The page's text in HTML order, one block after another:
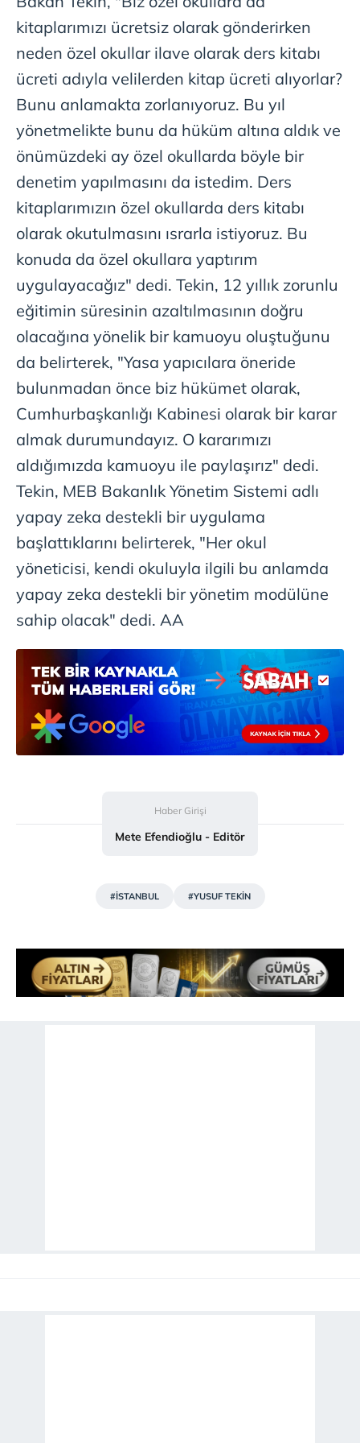
gösterilmeyecektir."
Sizlere daha iyi bir hizmet sunabilmek için İnternet
kullanılmaktadır. Bu çerezler vasıtasıyla çeşitli kişisel
verileriniz işlenmekte olup gerekli olan çerezler bilgi
toplumu hizmetlerinin sunulması amacıyla
kılınması ve kişiselleştirilmesi ve sizlere yönelik
reklam/pazarlama faaliyetlerinin yapılması, amaçlarıyla
sınırlı olarak açık rızanız dahilinde kullanılacaktır.
Çerezlere ilişkin tercihlerinizi aşağıda yer alan panel
vasıtasıyla belirleyebilirsiniz. Çerezlere ilişkin detaylı bilgi
için Ayarlar butonuna tıklayabilir,Çerez Bilgilendirme
6698 sayılı Kişisel Verilerin Korunması Kanunu uyarınca
hazırlanmış Aydınlatma Metnimizi okumak ve sitemizde
almak için lütfentıklayınız.
kitaplarımızı ücretsiz olarak gönderirken
neden özel okullar ilave olarak ders kitabı
ücreti adıyla velilerden kitap ücreti alıyorlar?
Bunu anlamakta zorlanıyoruz. Bu yıl
yönetmelikte bunu da hüküm altına aldık ve
önümüzdeki ay özel okullarda böyle bir
denetim yapılmasını da istedim. Ders
kitaplarımızın özel okullarda ders kitabı
olarak okutulmasını ısrarla istiyoruz. Bu
konuda da özel okullara yaptırım
uygulayacağız" dedi. Tekin, 12 yıllık zorunlu
eğitimin süresinin azaltılmasının doğru
olacağına yönelik bir kamuoyu oluştuğunu
da belirterek, "Yasa yapıcılara öneride
bulunmadan önce biz hükümet olarak,
Cumhurbaşkanlığı Kabinesi olarak bir karar
almak durumundayız. O kararımızı
aldığımızda kamuoyu ile paylaşırız" dedi.
Tekin, MEB Bakanlık Yönetim Sistemi adlı
yapay zeka destekli bir uygulama
başlattıklarını belirterek, "Her okul
yöneticisi, kendi okuluyla ilgili bu anlamda
yapay zeka destekli bir yönetim modülüne
sahip olacak" dedi. AA
Haber Girişi
Mete Efendioğlu - Editör
#İSTANBUL #YUSUF TEKİN